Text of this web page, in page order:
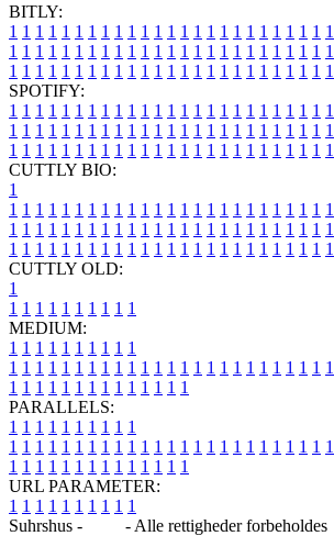
BITLY:
1 1 1 1 1 1 1 1 1 1 1 1 1 1 1 1 1 1 1 1 1 1 1 1 1
1 1 1 1 1 1 1 1 1 1 1 1 1 1 1 1 1 1 1 1 1 1 1 1 1
1 1 1 1 1 1 1 1 1 1 1 1 1 1 1 1 1 1 1 1 1 1 1 1 1
SPOTIFY:
1 1 1 1 1 1 1 1 1 1 1 1 1 1 1 1 1 1 1 1 1 1 1 1 1
1 1 1 1 1 1 1 1 1 1 1 1 1 1 1 1 1 1 1 1 1 1 1 1 1
1 1 1 1 1 1 1 1 1 1 1 1 1 1 1 1 1 1 1 1 1 1 1 1 1
CUTTLY BIO:
1
1 1 1 1 1 1 1 1 1 1 1 1 1 1 1 1 1 1 1 1 1 1 1 1 1
1 1 1 1 1 1 1 1 1 1 1 1 1 1 1 1 1 1 1 1 1 1 1 1 1
1 1 1 1 1 1 1 1 1 1 1 1 1 1 1 1 1 1 1 1 1 1 1 1 1
CUTTLY OLD:
1
1 1 1 1 1 1 1 1 1 1
MEDIUM:
1 1 1 1 1 1 1 1 1 1
1 1 1 1 1 1 1 1 1 1 1 1 1 1 1 1 1 1 1 1 1 1 1 1 1
1 1 1 1 1 1 1 1 1 1 1 1 1 1
PARALLELS:
1 1 1 1 1 1 1 1 1 1
1 1 1 1 1 1 1 1 1 1 1 1 1 1 1 1 1 1 1 1 1 1 1 1 1
1 1 1 1 1 1 1 1 1 1 1 1 1 1
URL PARAMETER:
1 1 1 1 1 1 1 1 1 1
Suhrshus -
- Alle rettigheder forbeholdes